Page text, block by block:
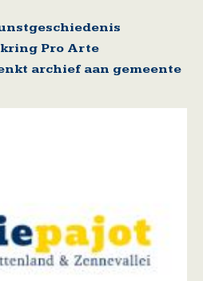
Pro Arte
archief aan gemeente